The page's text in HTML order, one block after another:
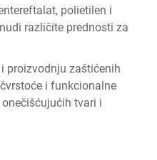
polietilen i
različite prednosti za
proizvodnju zaštićenih
i funkcionalne
tvari i